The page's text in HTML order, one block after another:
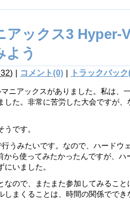
アックス3 Hyper-
よう
) | コメント(0) | トラックバッ
ニアックスがありました。私は、
した。非常に苦労した大会ですが
です。
うみたいです。なので、ハードウ
から使ってみたかったんですが、ハ
いました。
なので、またまた参加してみること
しまくることは、時間の関係ででき